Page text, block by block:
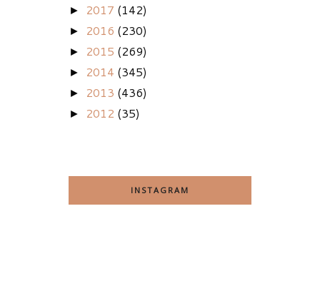
► 2017 (142)
► 2016 (230)
► 2015 (269)
► 2014 (345)
► 2013 (436)
► 2012 (35)
INSTAGRAM